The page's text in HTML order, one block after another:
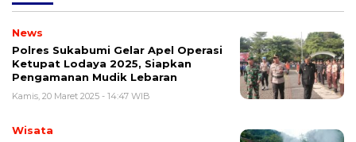
News
Polres Sukabumi Gelar Apel Operasi
Ketupat Lodaya 2025, Siapkan
Pengamanan Mudik Lebaran
Kamis, 20 Maret 2025 - 14:47 WIB
Wisata